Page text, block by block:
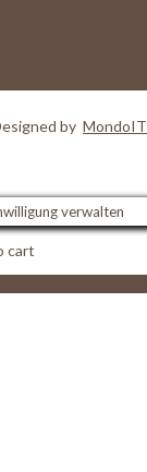
by MondoIT
verwalten
cart